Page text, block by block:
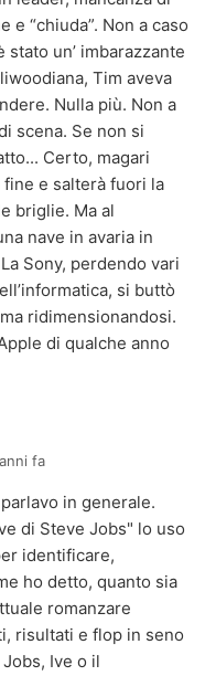
e “chiuda”. Non a caso
un’ imbarazzante
Tim aveva
Nulla più. Non a
scena. Se non si
Certo, magari
e salterà fuori la
briglie. Ma al
nave in avaria in
Sony, perdendo vari
si buttò
ridimensionandosi.
di qualche anno
fa
in generale.
di Steve Jobs" lo uso
identificare,
ho detto, quanto sia
romanzare
risultati e flop in seno
Ive o il